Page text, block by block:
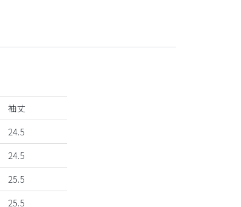
袖丈
24.5
24.5
25.5
25.5